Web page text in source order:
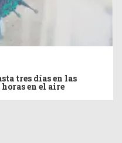
tres días en las
en el aire